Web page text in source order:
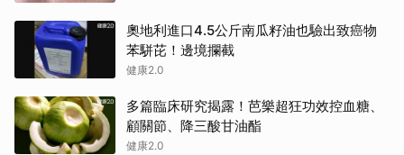
奧地利進口4.5公斤南瓜籽油也驗出致癌物
苯駢芘！邊境攔截
健康2.0
多篇臨床研究揭露！芭樂超狂功效控血糖、
顧關節、降三酸甘油酯
健康2.0